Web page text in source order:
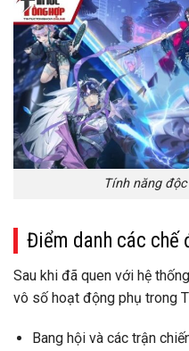
Tính năng
Điểm danh các chế
Sau khi đã quen với hệ
vô số hoạt động phụ trong
Bang hội và các trận